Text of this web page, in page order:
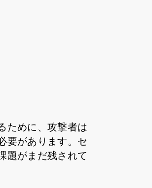
ために、攻撃者は
要があります。セ
題がまだ残されて